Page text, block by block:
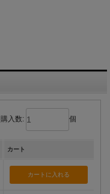
購入数: 個
カート